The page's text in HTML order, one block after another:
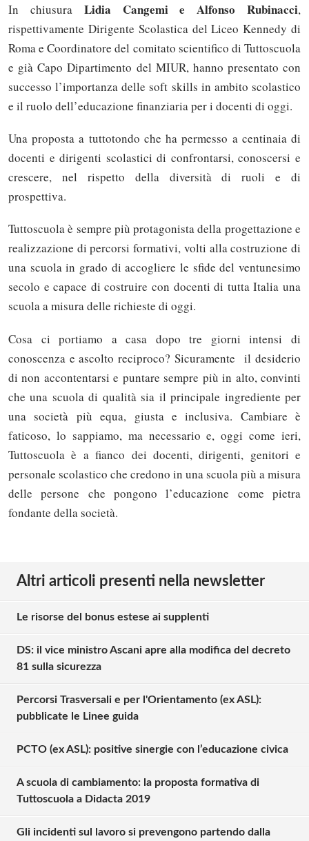
In chiusura Lidia Cangemi e Alfonso Rubinacci,
rispettivamente Dirigente Scolastica del Liceo Kennedy di
Roma e Coordinatore del comitato scientifico di Tuttoscuola
e già Capo Dipartimento del MIUR, hanno presentato con
successo l’importanza delle soft skills in ambito scolastico
e il ruolo dell’educazione finanziaria per i docenti di oggi.
Una proposta a tuttotondo che ha permesso a centinaia di
docenti e dirigenti scolastici di confrontarsi, conoscersi e
crescere, nel rispetto della diversità di ruoli e di
prospettiva.
Tuttoscuola è sempre più protagonista della progettazione e
realizzazione di percorsi formativi, volti alla costruzione di
una scuola in grado di accogliere le sfide del ventunesimo
secolo e capace di costruire con docenti di tutta Italia una
scuola a misura delle richieste di oggi.
Cosa ci portiamo a casa dopo tre giorni intensi di
conoscenza e ascolto reciproco? Sicuramente il desiderio
di non accontentarsi e puntare sempre più in alto, convinti
che una scuola di qualità sia il principale ingrediente per
una società più equa, giusta e inclusiva. Cambiare è
faticoso, lo sappiamo, ma necessario e, oggi come ieri,
Tuttoscuola è a fianco dei docenti, dirigenti, genitori e
personale scolastico che credono in una scuola più a misura
delle persone che pongono l’educazione come pietra
fondante della società.
Altri articoli presenti nella newsletter
Le risorse del bonus estese ai supplenti
DS: il vice ministro Ascani apre alla modifica del decreto
81 sulla sicurezza
Percorsi Trasversali e per l'Orientamento (ex ASL):
pubblicate le Linee guida
PCTO (ex ASL): positive sinergie con l’educazione civica
A scuola di cambiamento: la proposta formativa di
Tuttoscuola a Didacta 2019
Gli incidenti sul lavoro si prevengono partendo dalla